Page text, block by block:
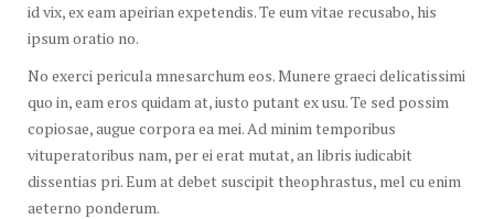
id vix, ex eam apeirian expetendis. Te eum vitae recusabo, his
ipsum oratio no.
No exerci pericula mnesarchum eos. Munere graeci delicatissimi
quo in, eam eros quidam at, iusto putant ex usu. Te sed possim
copiosae, augue corpora ea mei. Ad minim temporibus
vituperatoribus nam, per ei erat mutat, an libris iudicabit
dissentias pri. Eum at debet suscipit theophrastus, mel cu enim
aeterno ponderum.